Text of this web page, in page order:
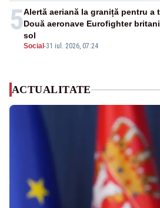
5
Social -31 iul. 2026, 07:24
Alertă aeriană la graniță pentru a
Două aeronave Eurofighter
sol
ACTUALITATE